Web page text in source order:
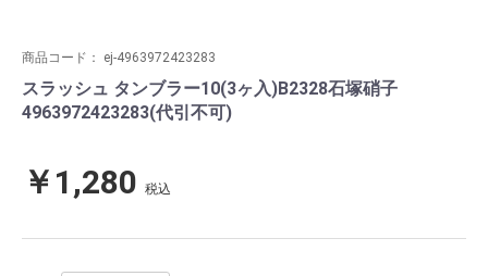
商品コード： ej-4963972423283
スラッシュ タンブラー10(3ヶ入)B2328石塚硝子
4963972423283(代引不可)
￥1,280 税込